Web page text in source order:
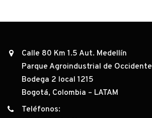
Calle 80 Km 1.5 Aut. Medellín
Parque Agroindustrial de Occidente
Bodega 2 local 1215
Bogotá, Colombia – LATAM
Teléfonos: